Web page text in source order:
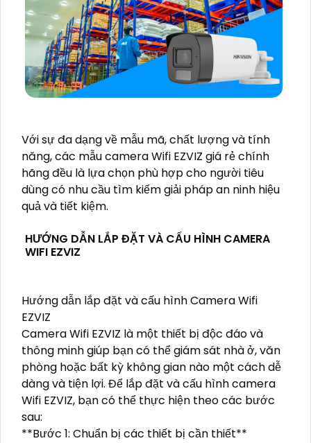
Với sự đa dạng về mẫu mã, chất lượng và tính
năng, các mẫu camera Wifi EZVIZ giá rẻ chính
hãng đều là lựa chọn phù hợp cho người tiêu
dùng có nhu cầu tìm kiếm giải pháp an ninh hiệu
quả và tiết kiệm.
HƯỚNG DẪN LẮP ĐẶT VÀ CẤU HÌNH CAMERA
WIFI EZVIZ
Hướng dẫn lắp đặt và cấu hình Camera Wifi
EZVIZ
Camera Wifi EZVIZ là một thiết bị độc đáo và
thông minh giúp bạn có thể giám sát nhà ở, văn
phòng hoặc bất kỳ không gian nào một cách dễ
dàng và tiện lợi. Để lắp đặt và cấu hình camera
Wifi EZVIZ, bạn có thể thực hiện theo các bước
sau:
**Bước 1: Chuẩn bị các thiết bị cần thiết**